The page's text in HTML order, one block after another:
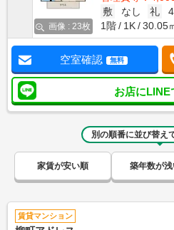
画像 : 23枚
敷
なし 礼
1階
1K 30.05
空室確認 無料
お店にLINE
別の順番に並び替え
家賃が安い順 築年数が
賃貸マンション